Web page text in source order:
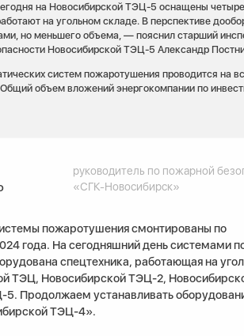
на Новосибирской ТЭЦ-5 оснащены
на угольном складе. В перспективе
но меньшего объема, — пояснил старший
Новосибирской ТЭЦ-5 Александр
систем пожаротушения проводится на
объем вложений энергокомпании по
руководитель по пожарной
«СГК-Новосибирск»
пожаротушения смонтированы по
года. На сегодняшний день системами
спецтехника, работающая на
ТЭЦ, Новосибирской ТЭЦ-2,
Продолжаем устанавливать
ТЭЦ-4».